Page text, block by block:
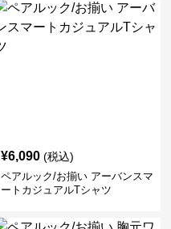
¥6,090 (税込)
ペアルック/お揃い アーバンスマ
ートカジュアルTシャツ